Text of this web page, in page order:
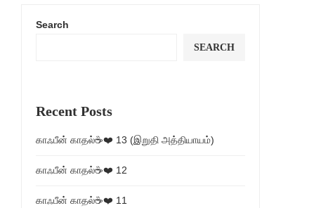
Search
SEARCH
Recent Posts
காஃபீன் காதல்☕❤️ 13 (இறுதி அத்தியாயம்)
காஃபீன் காதல்☕❤️ 12
காஃபீன் காதல்☕❤️ 11